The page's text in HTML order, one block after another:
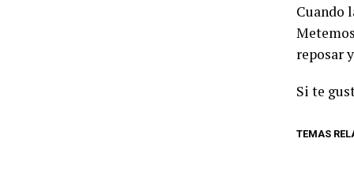
Cuando
reposar
Si te
TEMAS